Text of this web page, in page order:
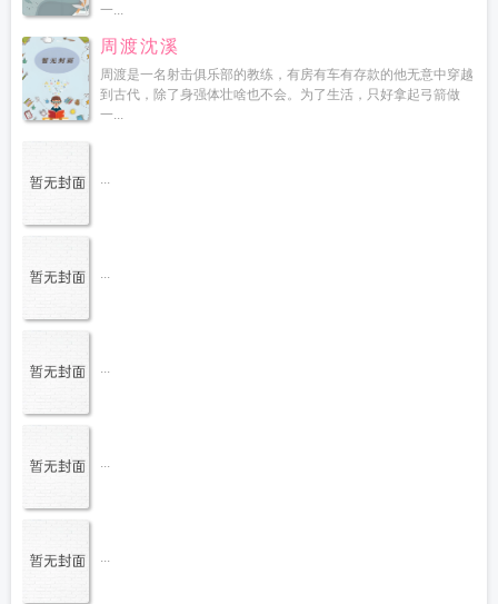
一...
周渡沈溪
周渡是一名射击俱乐部的教练，有房有车有存款的他无意中穿越
到古代，除了身强体壮啥也不会。为了生活，只好拿起弓箭做
一...